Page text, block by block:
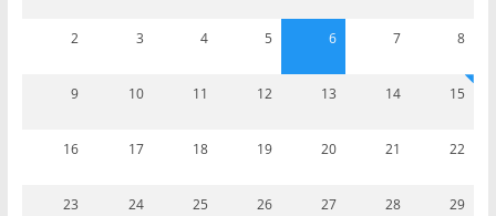
2 3 4 5 6 7 8
9 10 11 12 13 14 15
16 17 18 19 20 21 22
23 24 25 26 27 28 29